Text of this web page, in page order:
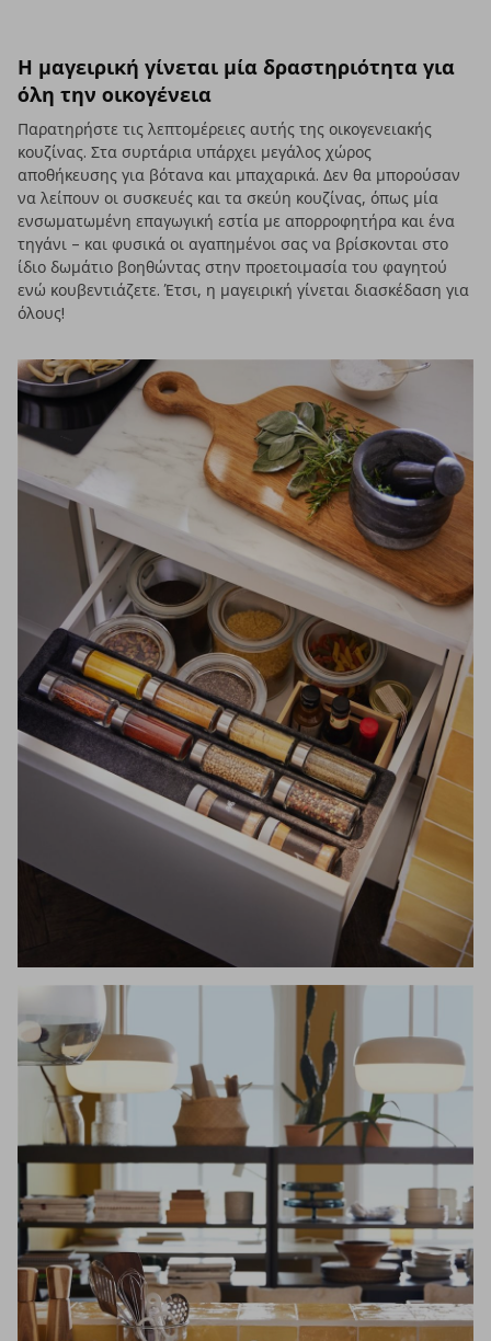
Η μαγειρική γίνεται μία δραστηριότητα για
όλη την οικογένεια
Παρατηρήστε τις λεπτομέρειες αυτής της οικογενειακής
κουζίνας. Στα συρτάρια υπάρχει μεγάλος χώρος
αποθήκευσης για βότανα και μπαχαρικά. Δεν θα μπορούσαν
να λείπουν οι συσκευές και τα σκεύη κουζίνας, όπως μία
ενσωματωμένη επαγωγική εστία με απορροφητήρα και ένα
τηγάνι – και φυσικά οι αγαπημένοι σας να βρίσκονται στο
ίδιο δωμάτιο βοηθώντας στην προετοιμασία του φαγητού
ενώ κουβεντιάζετε. Έτσι, η μαγειρική γίνεται διασκέδαση για
όλους!